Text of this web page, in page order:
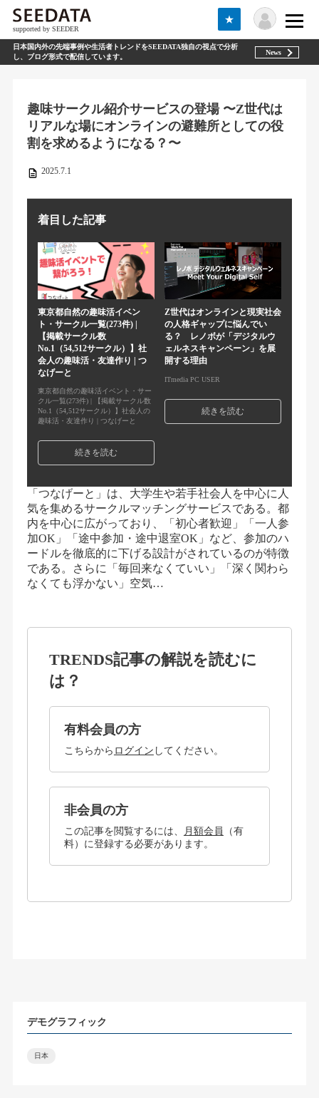
supported by SEEDER
★
日本国内外の先端事例や生活者トレンドをSEEDATA独自の視点で分析
し、ブログ形式で配信しています。
News
趣味サークル紹介サービスの登場 〜Z世代は
リアルな場にオンラインの避難所としての役
割を求めるようになる？〜
2025.7.1
着目した記事
東京都自然の趣味活イベン
ト・サークル一覧(273件) |
【掲載サークル数
No.1（54,512サークル）】社
会人の趣味活・友達作り | つ
なげーと
東京都自然の趣味活イベント・サー
クル一覧(273件) | 【掲載サークル数
No.1（54,512サークル）】社会人の
趣味活・友達作り | つなげーと
続きを読む
Z世代はオンラインと現実社会
の人格ギャップに悩んでい
る？ レノボが「デジタルウ
ェルネスキャンペーン」を展
開する理由
ITmedia PC USER
続きを読む
「つなげーと」は、大学生や若手社会人を中心に人
気を集めるサークルマッチングサービスである。都
内を中心に広がっており、「初心者歓迎」「一人参
加OK」「途中参加・途中退室OK」など、参加のハ
ードルを徹底的に下げる設計がされているのが特徴
である。さらに「毎回来なくていい」「深く関わら
なくても浮かない」空気…
TRENDS記事の解説を読むに
は？
有料会員の方
こちらから ログイン してください。
非会員の方
この記事を閲覧するには、 月額会員
（有
料）に登録する必要があります。
デモグラフィック
日本